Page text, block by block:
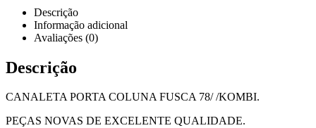
Descrição
Informação adicional
Avaliações (0)
Descrição
CANALETA PORTA COLUNA FUSCA 78/ /KOMBI.
PEÇAS NOVAS DE EXCELENTE QUALIDADE.